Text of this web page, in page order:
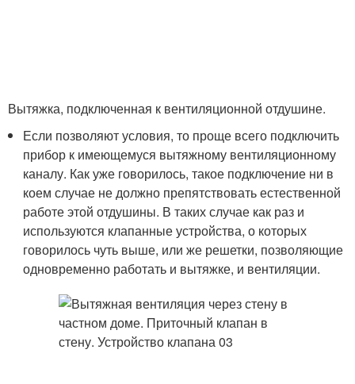
Вытяжка, подключенная к вентиляционной отдушине.
Если позволяют условия, то проще всего подключить
прибор к имеющемуся вытяжному вентиляционному
каналу. Как уже говорилось, такое подключение ни в
коем случае не должно препятствовать естественной
работе этой отдушины. В таких случае как раз и
используются клапанные устройства, о которых
говорилось чуть выше, или же решетки, позволяющие
одновременно работать и вытяжке, и вентиляции.